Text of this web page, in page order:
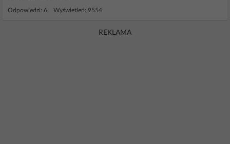
Odpowiedzi: 6 Wyświetleń: 9554
REKLAMA